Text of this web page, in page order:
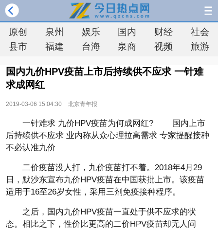
原创 泉州 娱乐 国内 财经
社会
县市
福建 台海 泉商 视频 旅游
国内九价HPV疫苗上市后持续供不应求 一针难
求成网红
2019-03-06 15:04:30 北京青年报
一针难求 九价HPV疫苗为何成网红? 国内上市
后持续供不应求 业内称从众心理拉高需求 专家提醒接种
不必认准九价
二价疫苗没人打，九价疫苗打不着。2018年4月29
日，默沙东宣布九价HPV疫苗在中国获批上市。该疫苗
适用于16至26岁女性，采用三剂免疫接种程序。
之后，国内九价HPV疫苗一直处于供不应求的状
态。相比之下，性价比更高的二价HPV疫苗却无人问